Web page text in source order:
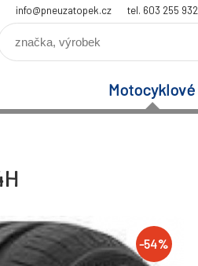
info@pneuzatopek.cz tel. 603 255 932
Motocyklové
-54%